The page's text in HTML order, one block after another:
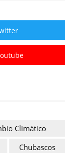
Climático
Chubascos